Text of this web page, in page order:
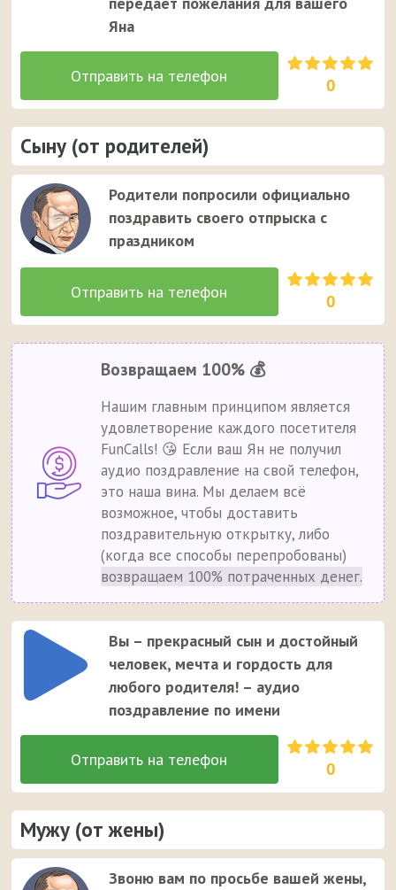
Яна
0
Сыну (от родителей)
Родители попросили официально
поздравить своего отпрыска с
праздником
0
Возвращаем 100% 💰
Нашим главным принципом является
удовлетворение каждого посетителя
FunCalls! 😘 Если ваш Ян не получил
аудио поздравление на свой телефон,
это наша вина. Мы делаем всё
возможное, чтобы доставить
поздравительную открытку, либо
(когда все способы перепробованы)
возвращаем 100% потраченных денег.
Вы – прекрасный сын и достойный
человек, мечта и гордость для
любого родителя! – аудио
поздравление по имени
0
Мужу (от жены)
Звоню вам по просьбе вашей жены,